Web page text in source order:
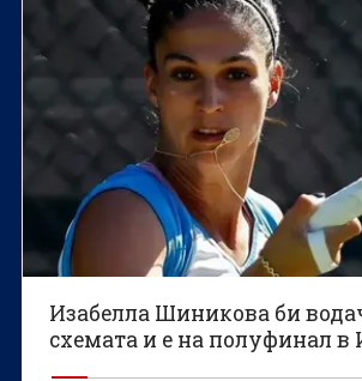
Изабелла Шиникова би
схемата и е на полуфинал в